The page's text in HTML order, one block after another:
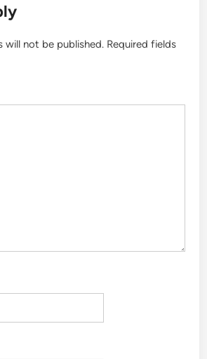
will not be published. Required fields